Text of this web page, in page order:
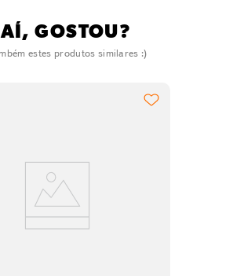
GOSTOU?
estes produtos similares :)